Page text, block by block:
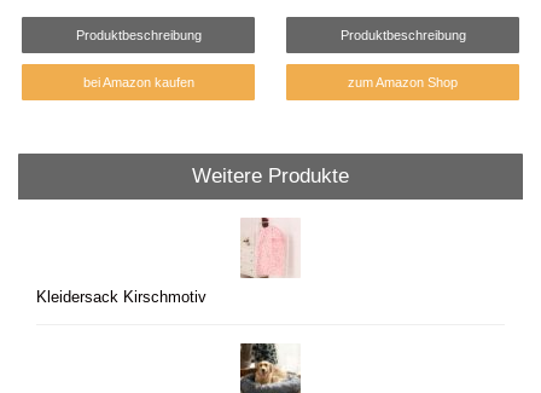
Produktbeschreibung
bei Amazon kaufen
Produktbeschreibung
zum Amazon Shop
Weitere Produkte
Kleidersack Kirschmotiv